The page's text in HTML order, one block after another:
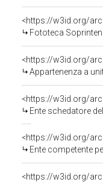
Fototeca
<https://w3id.org/
Appartenenza a
<https://w3id.org/
Ente schedatore del
<https://w3id.org/
Ente competente per
<https://w3id.org/